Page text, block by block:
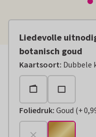
Liedevolle
botanisch goud
Kaartsoort: Dubbele
Foliedruk: Goud (
+€ 0,99
+